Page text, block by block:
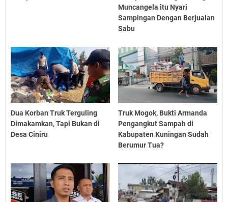
Muncangela itu Nyari
Sampingan Dengan Berjualan
Sabu
Dua Korban Truk Terguling
Dimakamkan, Tapi Bukan di
Desa Ciniru
Truk Mogok, Bukti Armanda
Pengangkut Sampah di
Kabupaten Kuningan Sudah
Berumur Tua?